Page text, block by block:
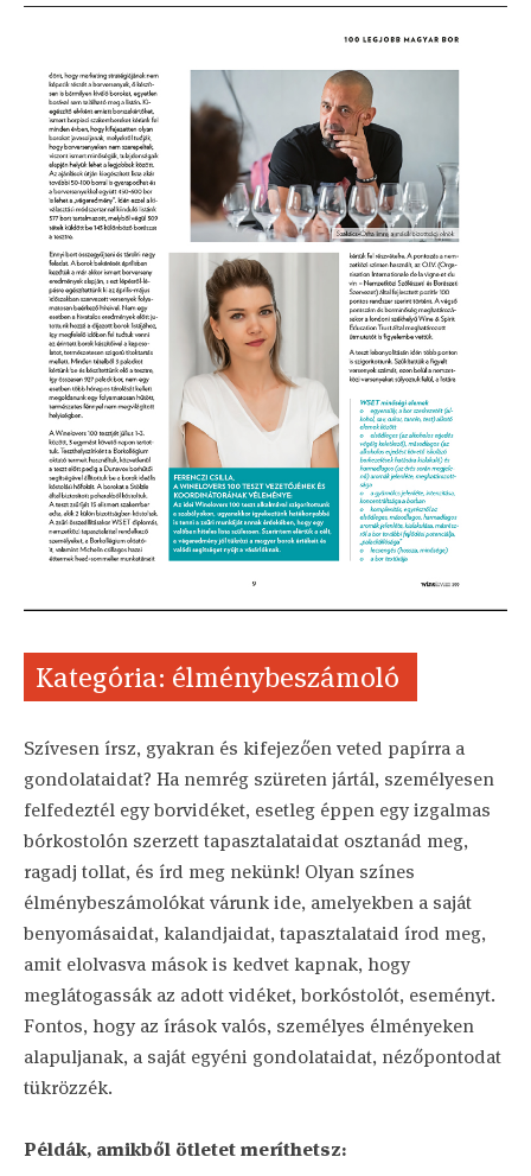
Kategória: élménybeszámoló
Szívesen írsz, gyakran és kifejezően veted papírra a
gondolataidat? Ha nemrég szüreten jártál, személyesen
felfedeztél egy borvidéket, esetleg éppen egy izgalmas
bórkostolón szerzett tapasztalataidat osztanád meg,
ragadj tollat, és írd meg nekünk! Olyan színes
élménybeszámolókat várunk ide, amelyekben a saját
benyomásaidat, kalandjaidat, tapasztalataid írod meg,
amit elolvasva mások is kedvet kapnak, hogy
meglátogassák az adott vidéket, borkóstolót, eseményt.
Fontos, hogy az írások valós, személyes élményeken
alapuljanak, a saját egyéni gondolataidat, nézőpontodat
tükrözzék.
Példák, amikből ötletet meríthetsz: